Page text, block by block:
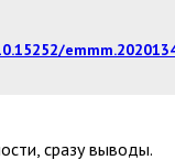
сразу выводы.